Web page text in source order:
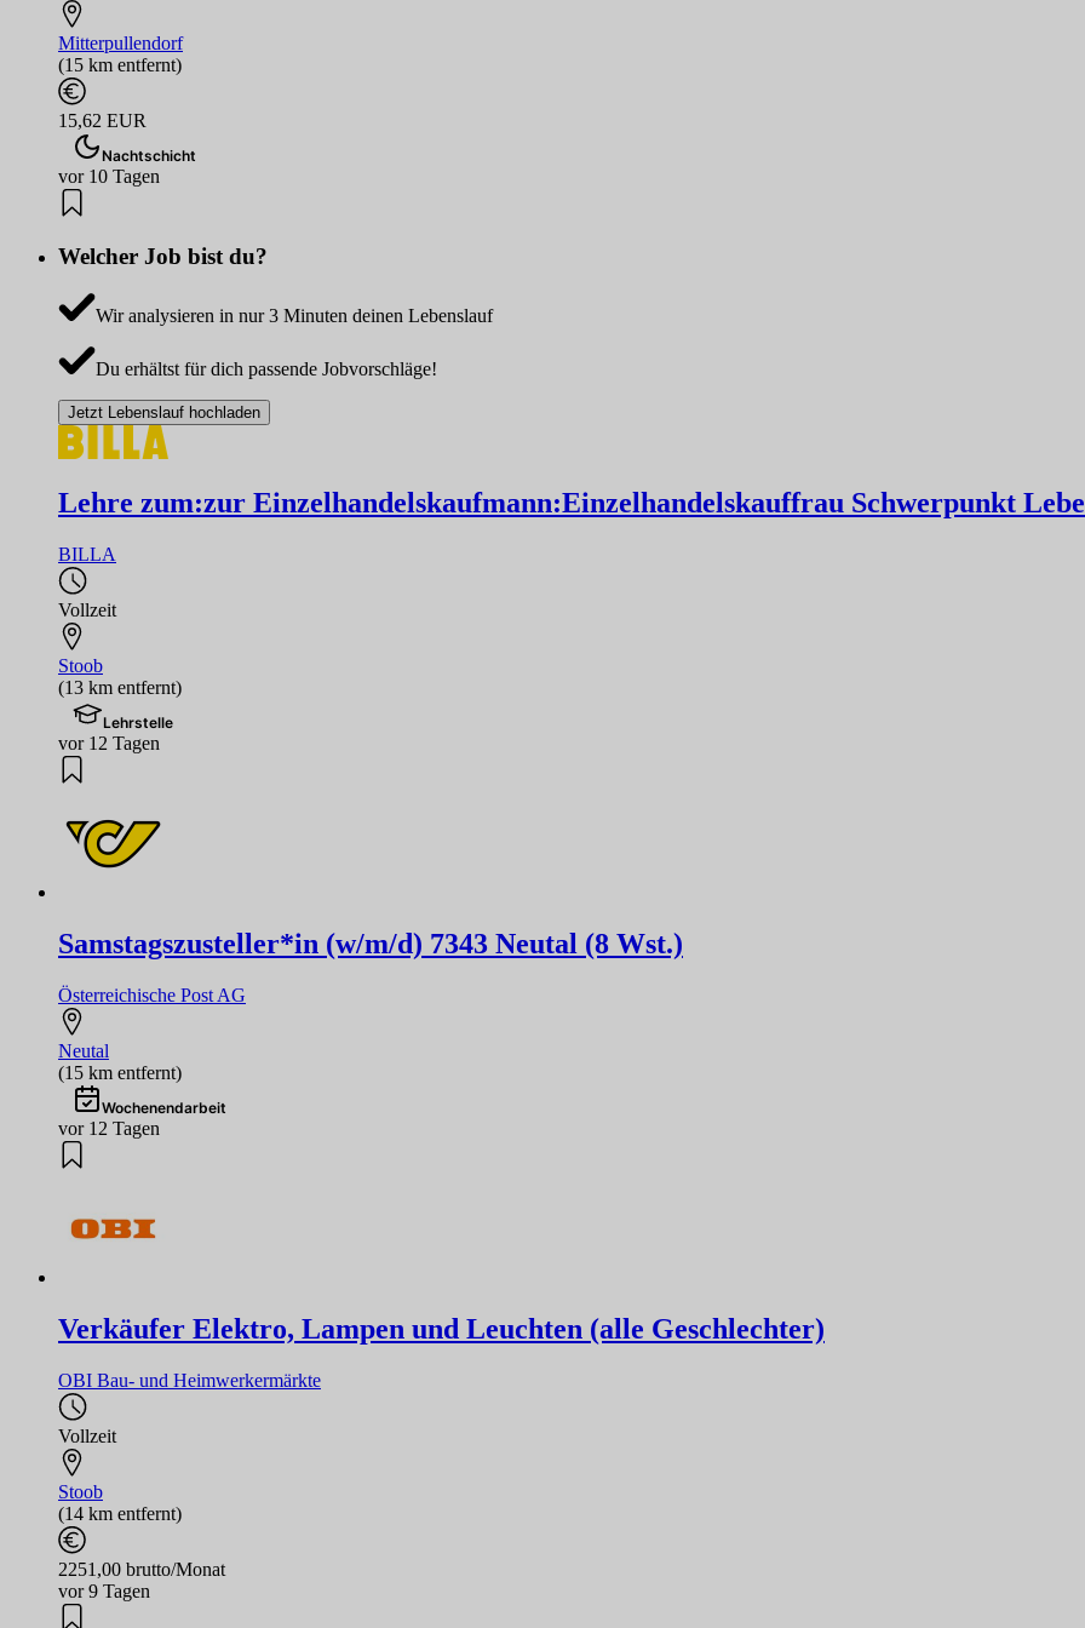
Mitterpullendorf
(15 km entfernt)
15,62 EUR
Nachtschicht
vor 10 Tagen
Welcher Job bist du?
Wir analysieren in nur 3 Minuten deinen Lebenslauf
Du erhältst für dich passende Jobvorschläge!
Jetzt Lebenslauf hochladen
Lehre zum:zur Einzelhandelskaufmann:Einzelhandelskauffrau Schwerpunkt
BILLA
Vollzeit
Stoob
(13 km entfernt)
Lehrstelle
vor 12 Tagen
Samstagszusteller*in (w/m/d) 7343 Neutal (8 Wst.)
Österreichische Post AG
Neutal
(15 km entfernt)
Wochenendarbeit
vor 12 Tagen
Verkäufer Elektro, Lampen und Leuchten (alle Geschlechter)
OBI Bau- und Heimwerkermärkte
Vollzeit
Stoob
(14 km entfernt)
2251,00 brutto/Monat
vor 9 Tagen